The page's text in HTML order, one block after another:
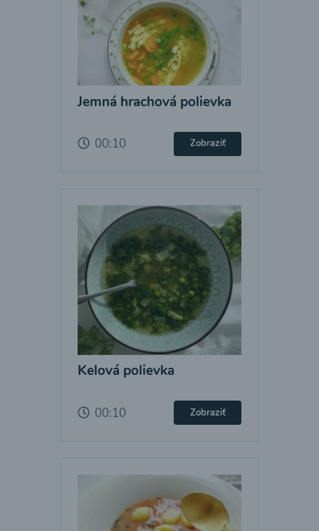
Jemná hrachová polievka
00:10 Zobraziť
Kelová polievka
00:10 Zobraziť